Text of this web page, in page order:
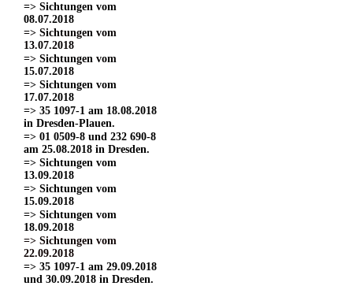
=> Sichtungen vom
08.07.2018
=> Sichtungen vom
13.07.2018
=> Sichtungen vom
15.07.2018
=> Sichtungen vom
17.07.2018
=> 35 1097-1 am 18.08.2018
in Dresden-Plauen.
=> 01 0509-8 und 232 690-8
am 25.08.2018 in Dresden.
=> Sichtungen vom
13.09.2018
=> Sichtungen vom
15.09.2018
=> Sichtungen vom
18.09.2018
=> Sichtungen vom
22.09.2018
=> 35 1097-1 am 29.09.2018
und 30.09.2018 in Dresden.